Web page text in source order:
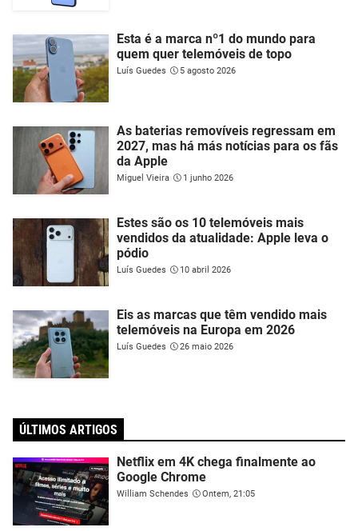
Esta é a marca nº1 do mundo para
quem quer telemóveis de topo
Luís Guedes 5 agosto 2026
As baterias removíveis regressam em
2027, mas há más notícias para os fãs
da Apple
Miguel Vieira 1 junho 2026
Estes são os 10 telemóveis mais
vendidos da atualidade: Apple leva o
pódio
Luís Guedes 10 abril 2026
Eis as marcas que têm vendido mais
telemóveis na Europa em 2026
Luís Guedes 26 maio 2026
ÚLTIMOS ARTIGOS
Netflix em 4K chega finalmente ao
Google Chrome
William Schendes Ontem, 21:05